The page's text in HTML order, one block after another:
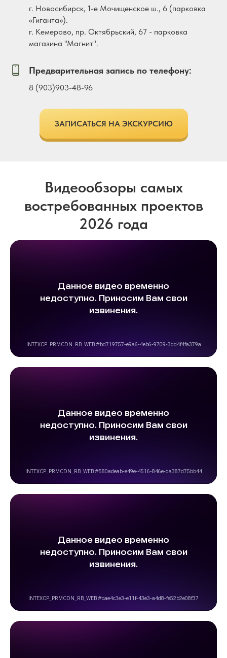
г. Новосибирск, 1-е Мочищенское ш., 6 (парковка
«Гиганта»).
г. Кемерово, пр. Октябрьский, 67 - парковка
магазина "Магнит".
Предварительная запись по телефону:
8 (903)903-48-96
ЗАПИСАТЬСЯ НА ЭКСКУРСИЮ
Видеообзоры самых
востребованных проектов
2026 года